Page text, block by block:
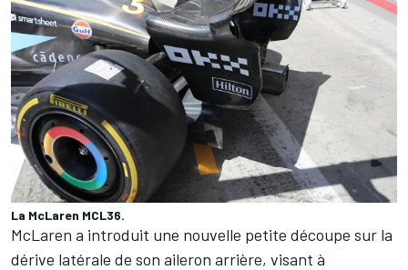
La McLaren MCL36.
McLaren a introduit une nouvelle petite découpe sur la
dérive latérale de son aileron arrière, visant à